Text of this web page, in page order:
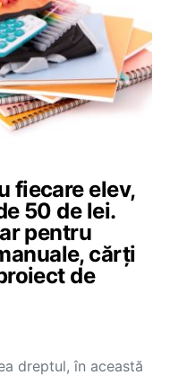
fiecare elev,
50 de lei.
pentru
cărți
de
dreptul, în această